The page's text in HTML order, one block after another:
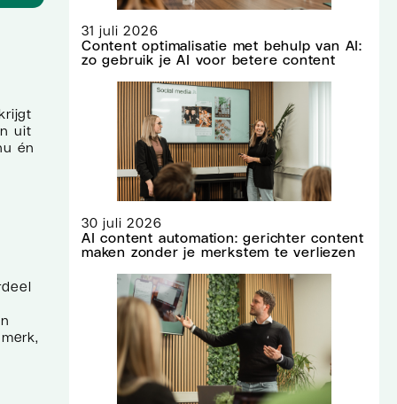
uit
én
31 juli 2026
Content optimalisatie met behulp van AI:
zo gebruik je AI voor betere content
30 juli 2026
AI content automation: gerichter content
maken zonder je merkstem te verliezen